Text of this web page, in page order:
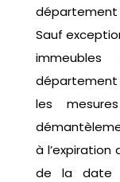
département
Sauf
les
à l’expiration
de la date